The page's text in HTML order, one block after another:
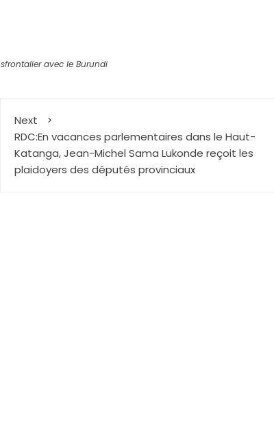
avec le Burundi
Next
RDC:En vacances parlementaires dans le Haut-
Katanga, Jean-Michel Sama Lukonde reçoit les
plaidoyers des députés provinciaux